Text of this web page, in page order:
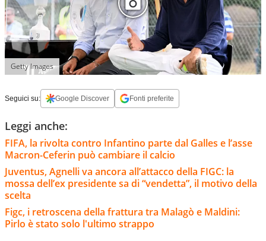
Getty Images
Seguici su: Google Discover Fonti preferite
Leggi anche:
FIFA, la rivolta contro Infantino parte dal Galles e l’asse
Macron-Ceferin può cambiare il calcio
Juventus, Agnelli va ancora all’attacco della FIGC: la
mossa dell’ex presidente sa di “vendetta”, il motivo della
scelta
Figc, i retroscena della frattura tra Malagò e Maldini:
Pirlo è stato solo l'ultimo strappo